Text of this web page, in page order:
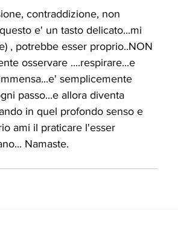
contraddizione, non
e' un tasto delicato...mi
, potrebbe esser proprio..NON
osservare ....respirare...e
semplicemente
passo...e allora diventa
in quel profondo senso e
ami il praticare l'esser
Namaste.